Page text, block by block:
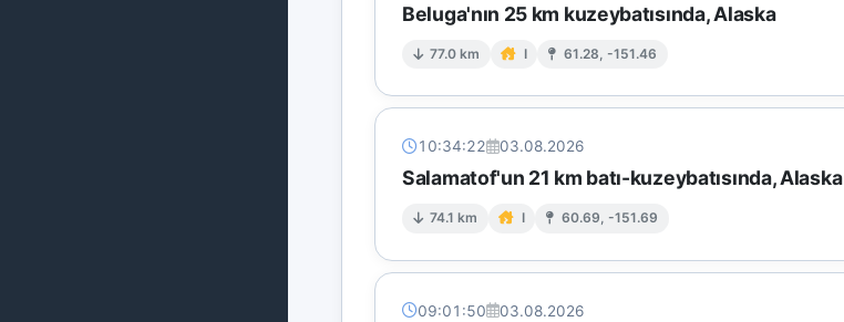
Beluga'nın 25 km kuzeybatısında, Alaska
77.0 km I 61.28, -151.46
10:34:22 03.08.2026
Salamatof'un 21 km batı-kuzeybatısında, Alaska
74.1 km I 60.69, -151.69
09:01:50 03.08.2026